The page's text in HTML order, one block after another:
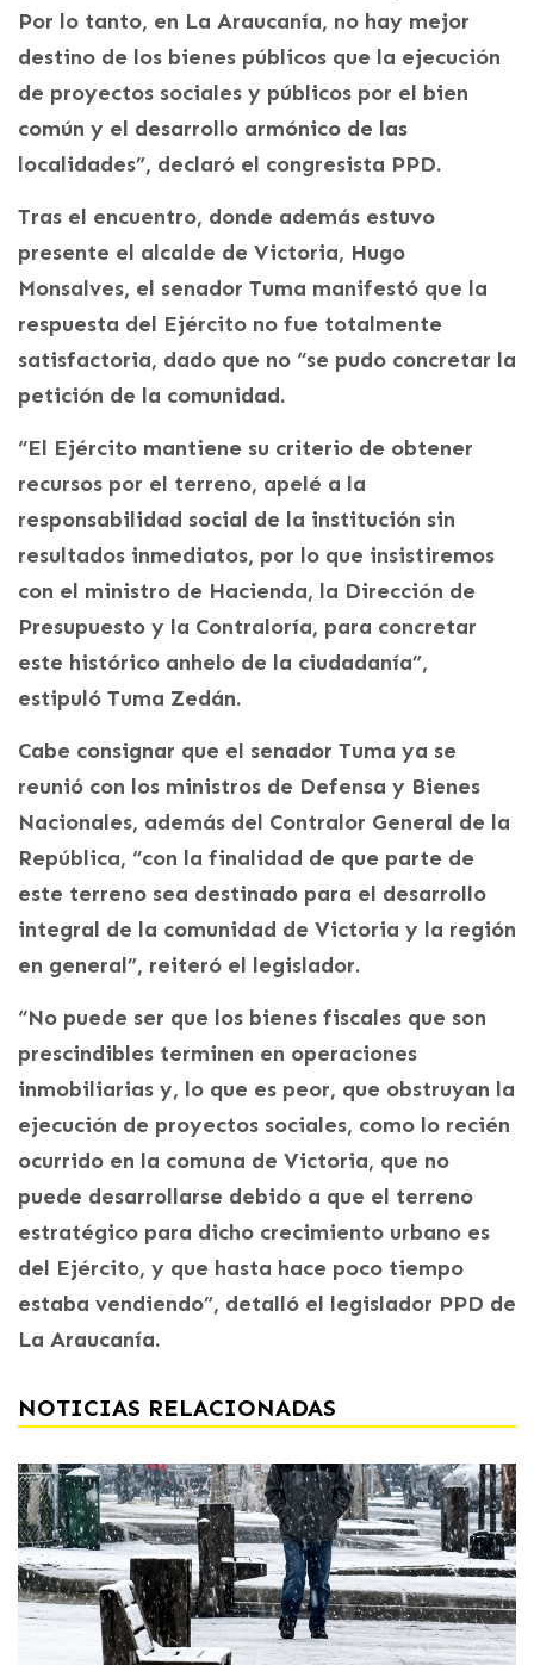
Por lo tanto, en La Araucanía, no hay mejor
destino de los bienes públicos que la ejecución
de proyectos sociales y públicos por el bien
común y el desarrollo armónico de las
localidades”, declaró el congresista PPD.
Tras el encuentro, donde además estuvo
presente el alcalde de Victoria, Hugo
Monsalves, el senador Tuma manifestó que la
respuesta del Ejército no fue totalmente
satisfactoria, dado que no “se pudo concretar la
petición de la comunidad.
“El Ejército mantiene su criterio de obtener
recursos por el terreno, apelé a la
responsabilidad social de la institución sin
resultados inmediatos, por lo que insistiremos
con el ministro de Hacienda, la Dirección de
Presupuesto y la Contraloría, para concretar
este histórico anhelo de la ciudadanía”,
estipuló Tuma Zedán.
Cabe consignar que el senador Tuma ya se
reunió con los ministros de Defensa y Bienes
Nacionales, además del Contralor General de la
República, “con la finalidad de que parte de
este terreno sea destinado para el desarrollo
integral de la comunidad de Victoria y la región
en general”, reiteró el legislador.
“No puede ser que los bienes fiscales que son
prescindibles terminen en operaciones
inmobiliarias y, lo que es peor, que obstruyan la
ejecución de proyectos sociales, como lo recién
ocurrido en la comuna de Victoria, que no
puede desarrollarse debido a que el terreno
estratégico para dicho crecimiento urbano es
del Ejército, y que hasta hace poco tiempo
estaba vendiendo”, detalló el legislador PPD de
La Araucanía.
NOTICIAS RELACIONADAS